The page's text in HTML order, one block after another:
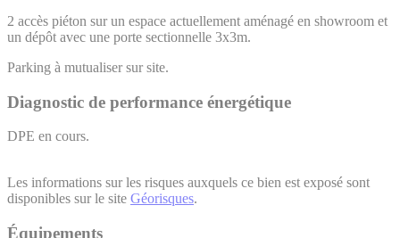
2 accès piéton sur un espace actuellement aménagé en showroom et
un dépôt avec une porte sectionnelle 3x3m.
Parking à mutualiser sur site.
Diagnostic de performance énergétique
DPE en cours.
Les informations sur les risques auxquels ce bien est exposé sont
disponibles sur le site Géorisques.
Équipements